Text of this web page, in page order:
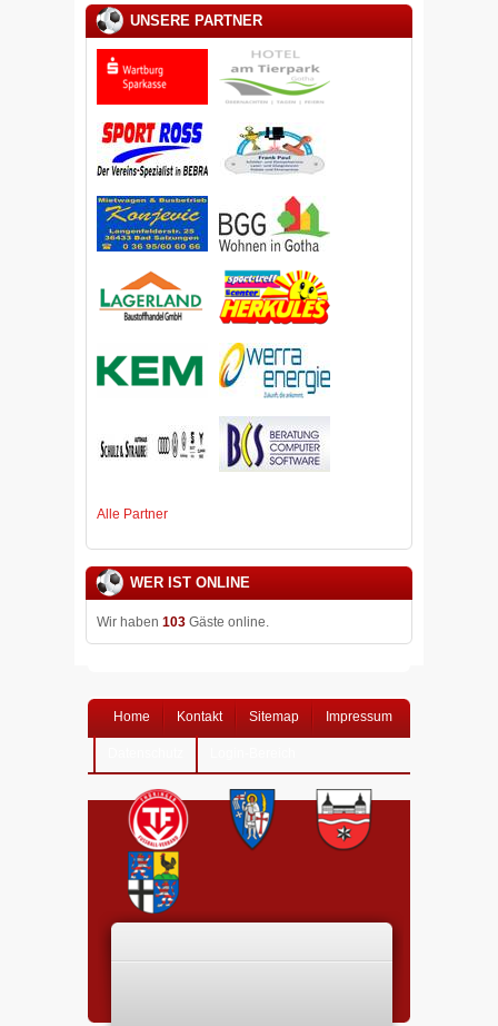
UNSERE PARTNER
Alle Partner
WER IST ONLINE
Wir haben 103 Gäste online.
Home Kontakt Sitemap Impressum